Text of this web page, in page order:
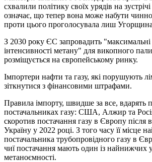
схвалили політику своїх урядів на
означає, що тепер вона може набути
проти цього проголосувала лиш
З 2030 року ЄС запровадить "максимальні
інтенсивності метану" для викопного
розміщується на європейському ринку.
Імпортери нафти та газу, які порушують
зіткнутися з фінансовими штрафами.
Правила імпорту, швидше за все, вдарять
постачальниках газу: США, Алжир та
скоротив постачання газу в Європу після
Україну у 2022 році. З того часу її місце
постачальника трубопровідного газу в
чиї постачання мають один із найнижчих у
метаноємності.